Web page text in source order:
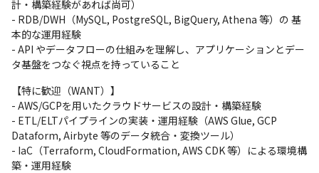
- ZenDesk (カスタマーサポートデータ)
- AppsFlyer (広告パフォーマンスデータ)
- etc…
【募集の背景】
サービス規模の拡大に伴い、しまうまプリント全体の成長を支え
るクラウド基盤/サーバサイド基盤の設計・開発・運用を担うエン
ジニアを募集します。
直近ではデータ基盤領域（データ収集・分析・配信）の開発ニー
ズが高まっており、これを中心に取り組みつつ、将来的にはクラウ
ド全般の基盤開発をリードいただきます。
計・構築経験があれば尚可）
- RDB/DWH（MySQL, PostgreSQL, BigQuery, Athena 等）の 基
本的な運用経験
- API やデータフローの仕組みを理解し、アプリケーションとデー
タ基盤をつなぐ視点を持っていること
【特に歓迎（WANT）】
- AWS/GCPを用いたクラウドサービスの設計・構築経験
- ETL/ELTパイプラインの実装・運用経験（AWS Glue, GCP
Dataform, Airbyte 等のデータ統合・変換ツール）
- IaC（Terraform, CloudFormation, AWS CDK 等）による環境構
築・運用経験